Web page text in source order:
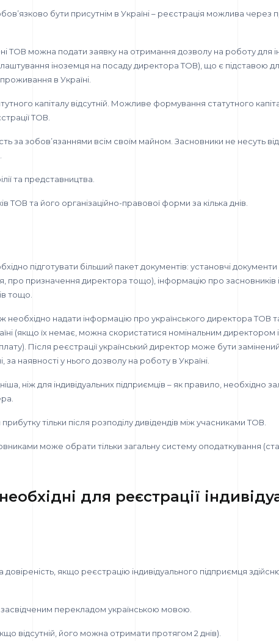
бути присутнім в Україні – реєстрація можлива через
ТОВ можна подати заявку на отримання дозволу на роботу для
іноземця на посаду директора ТОВ), що є підставою
в Україні.
капіталу відсутній. Можливе формування статутного
ТОВ.
за зобов’язаннями всім своїм майном. Засновники не несуть
та представництва.
ТОВ та його організаційно-правової форми за кілька днів.
підготувати більший пакет документів: установчі документи
про призначення директора тощо), інформацію про засновників і
тощо.
необхідно надати інформацію про українського директора ТОВ
(якщо їх немає, можна скористатися номінальним директором
Після реєстрації український директор може бути
за наявності у нього дозволу на роботу в Україні.
ніж для індивідуальних підприємців – як правило, необхідно
тільки після розподілу дивідендів між учасниками ТОВ.
може обрати тільки загальну систему оподаткування
для реєстрації
довіреність, якщо реєстрацію індивідуального підприємця
перекладом українською мовою.
відсутній, його можна отримати протягом 2 днів).